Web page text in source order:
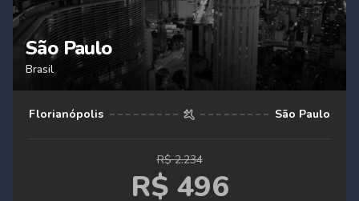
São Paulo
Brasil
Florianópolis São Paulo
R$2.234
R$ 496